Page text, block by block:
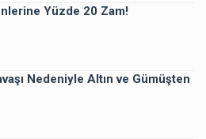
Yüzde 20 Zam!
Nedeniyle Altın ve Gümüşten